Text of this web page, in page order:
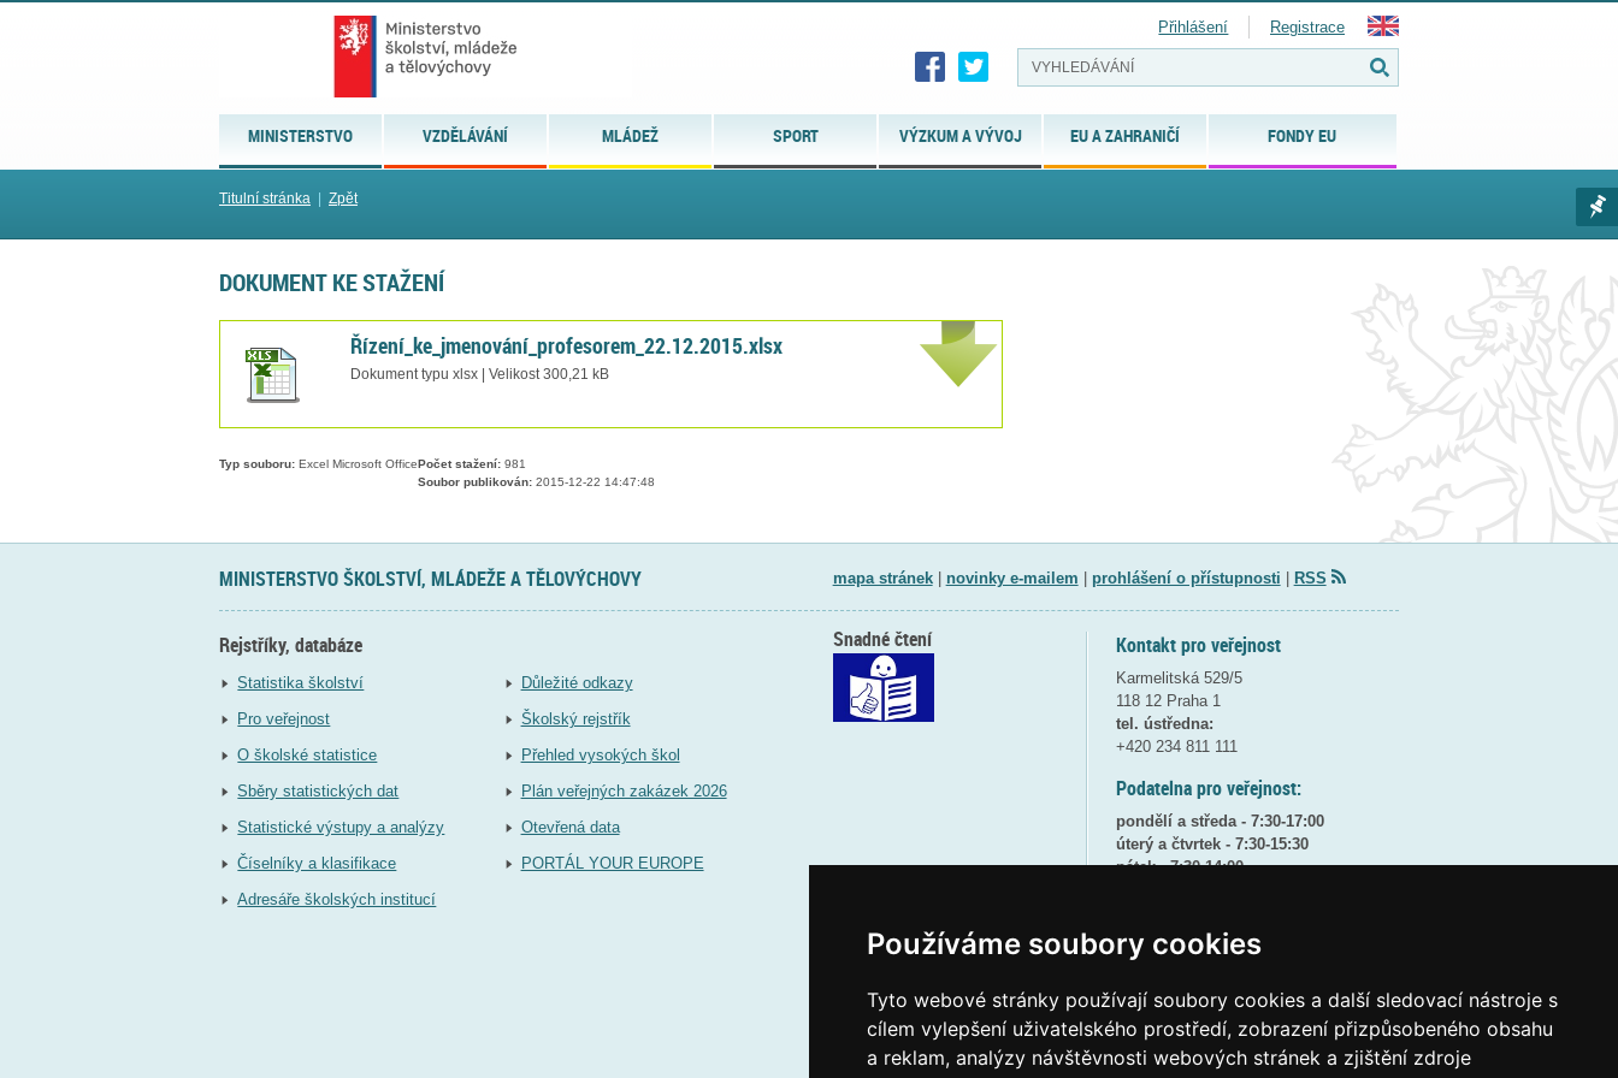
Používáme soubory cookies
Tyto webové stránky používají soubory cookies a další sledovací nástroje s
cílem vylepšení uživatelského prostředí, zobrazení přizpůsobeného obsahu
a reklam, analýzy návštěvnosti webových stránek a zjištění zdroje
MINISTERSTVO VZDĚLÁVÁNÍ MLÁDEŽ SPORT VÝZKUM A VÝVOJ EU A ZAHRANIČÍ FONDY EU
Přihlášení Registrace
Titulní stránka Zpět
DOKUMENT KE STAŽENÍ
Řízení_ke_jmenování_profesorem_22.12.2015.xlsx
Dokument typu xlsx | Velikost 300,21 kB
Typ souboru: Excel Microsoft Office Počet stažení: 981
Soubor publikován: 2015-12-22 14:47:48
MINISTERSTVO ŠKOLSTVÍ, MLÁDEŽE A TĚLOVÝCHOVY mapa stránek| novinky e-mailem prohlášení o přístupnosti RSS
Rejstříky, databáze
Statistika školství
Pro veřejnost
O školské statistice
Sběry statistických dat
Statistické výstupy a analýzy
Číselníky a klasifikace
Adresáře školských institucí
Důležité odkazy
Školský rejstřík
Přehled vysokých škol
Plán veřejných zakázek 2026
Otevřená data
PORTÁL YOUR EUROPE
Kontakt pro veřejnost
Karmelitská 529/5
118 12 Praha 1
tel. ústředna:
+420 234 811 111
Podatelna pro veřejnost:
pondělí a středa - 7:30-17:00
úterý a čtvrtek - 7:30-15:30
pátek - 7:30-14:00
(více informacíZDE)
posta@msmtgovcz
ID datové schránky: vidaawt
Snadné čtení